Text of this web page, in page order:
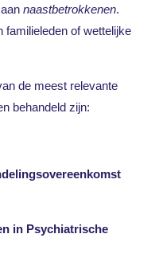
naastbetrokkenen.
familieleden of wettelijke
de meest relevante
behandeld zijn:
in Psychiatrische